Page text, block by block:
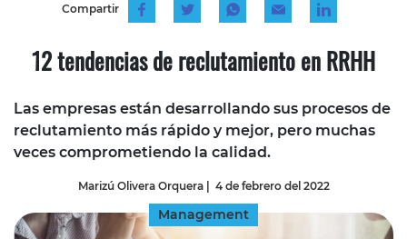
Compartir
12 tendencias de reclutamiento en RRHH
Las empresas están desarrollando sus procesos de
reclutamiento más rápido y mejor, pero muchas
veces comprometiendo la calidad.
Marizú Olivera Orquera| 4 de febrero del 2022
Management